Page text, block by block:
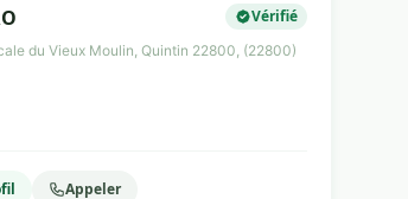
Vérifié
du Vieux Moulin, Quintin 22800, (22800)
Appeler